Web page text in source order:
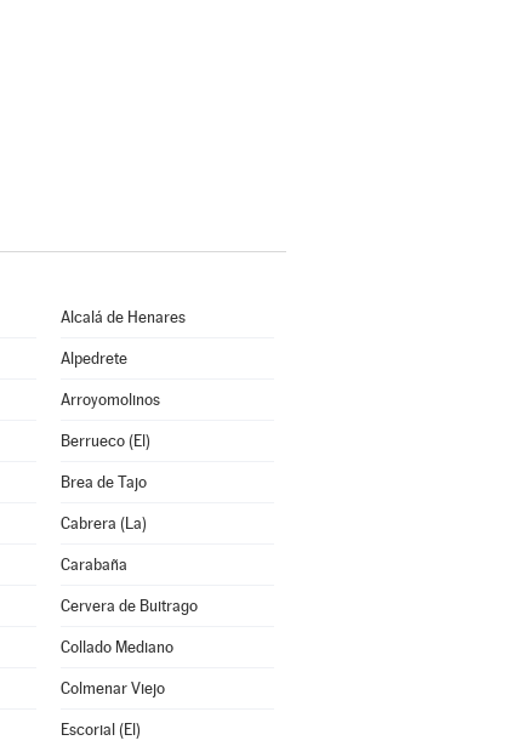
Alcalá de Henares
Alpedrete
Arroyomolinos
Berrueco (El)
Brea de Tajo
Cabrera (La)
Carabaña
Cervera de Buitrago
Collado Mediano
Colmenar Viejo
Escorial (El)